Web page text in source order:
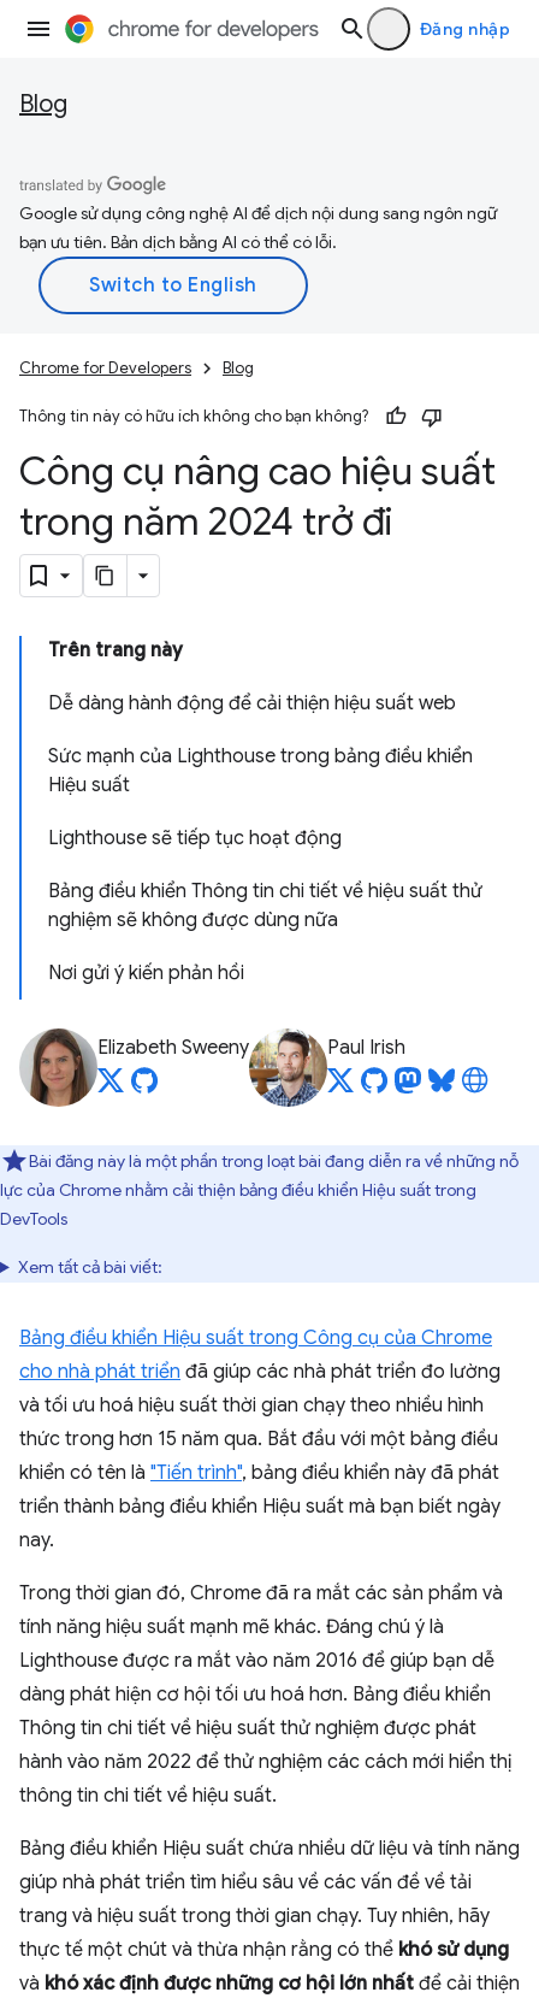
Đăng nhập
Blog
Google sử dụng công nghệ AI để dịch nội dung sang ngôn ngữ
bạn ưu tiên. Bản dịch bằng AI có thể có lỗi.
Chrome for Developers Blog
Thông tin này có hữu ích không cho bạn không?
Công cụ nâng cao hiệu suất
trong năm 2024 trở đi
Trên trang này
Dễ dàng hành động để cải thiện hiệu suất web
Sức mạnh của Lighthouse trong bảng điều khiển
Hiệu suất
Lighthouse sẽ tiếp tục hoạt động
Bảng điều khiển Thông tin chi tiết về hiệu suất thử
nghiệm sẽ không được dùng nữa
Nơi gửi ý kiến phản hồi
Elizabeth Sweeny Paul Irish
Bài đăng này là một phần trong loạt bài đang diễn ra về những nỗ
lực của Chrome nhằm cải thiện bảng điều khiển Hiệu suất trong
DevTools
Xem tất cả bài viết:
Bảng điều khiển Hiệu suất trong Công cụ của Chrome
cho nhà phát triển đã giúp các nhà phát triển đo lường
và tối ưu hoá hiệu suất thời gian chạy theo nhiều hình
thức trong hơn 15 năm qua. Bắt đầu với một bảng điều
khiển có tên là "Tiến trình", bảng điều khiển này đã phát
triển thành bảng điều khiển Hiệu suất mà bạn biết ngày
nay.
Trong thời gian đó, Chrome đã ra mắt các sản phẩm và
tính năng hiệu suất mạnh mẽ khác. Đáng chú ý là
Lighthouse được ra mắt vào năm 2016 để giúp bạn dễ
dàng phát hiện cơ hội tối ưu hoá hơn. Bảng điều khiển
Thông tin chi tiết về hiệu suất thử nghiệm được phát
hành vào năm 2022 để thử nghiệm các cách mới hiển thị
thông tin chi tiết về hiệu suất.
Bảng điều khiển Hiệu suất chứa nhiều dữ liệu và tính năng
giúp nhà phát triển tìm hiểu sâu về các vấn đề về tải
trang và hiệu suất trong thời gian chạy. Tuy nhiên, hãy
thực tế một chút và thừa nhận rằng có thể khó sử dụng
và khó xác định được những cơ hội lớn nhất để cải thiện